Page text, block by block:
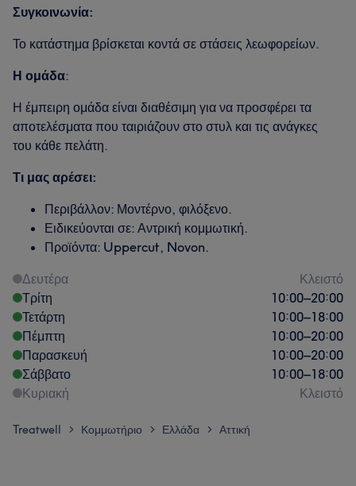
Συγκοινωνία:
Το κατάστημα βρίσκεται κοντά σε στάσεις λεωφορείων.
Η ομάδα:
Η έμπειρη ομάδα είναι διαθέσιμη για να προσφέρει τα
αποτελέσματα που ταιριάζουν στο στυλ και τις ανάγκες
του κάθε πελάτη.
Τι μας αρέσει:
Περιβάλλον: Μοντέρνο, φιλόξενο.
Ειδικεύονται σε: Αντρική κομμωτική.
Προϊόντα: Uppercut, Novon.
Δευτέρα
Κλειστό
Τρίτη
10:00–20:00
Τετάρτη
10:00–18:00
Πέμπτη
10:00–20:00
Παρασκευή
10:00–20:00
Σάββατο
10:00–18:00
Κυριακή
Κλειστό
Treatwell > Κομμωτήριο > Ελλάδα > Αττική